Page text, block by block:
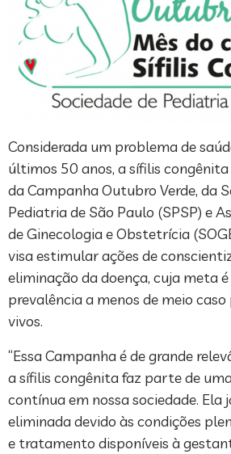
Considerada um problema de
últimos 50 anos, a sífilis
da Campanha Outubro Verde, da
Pediatria de São Paulo (SPSP) e
de Ginecologia e Obstetrícia
visa estimular ações de
eliminação da doença, cuja meta
prevalência a menos de meio
vivos.
“Essa Campanha é de grande
a sífilis congênita faz parte de
contínua em nossa sociedade. Ela
eliminada devido às condições
e tratamento disponíveis à